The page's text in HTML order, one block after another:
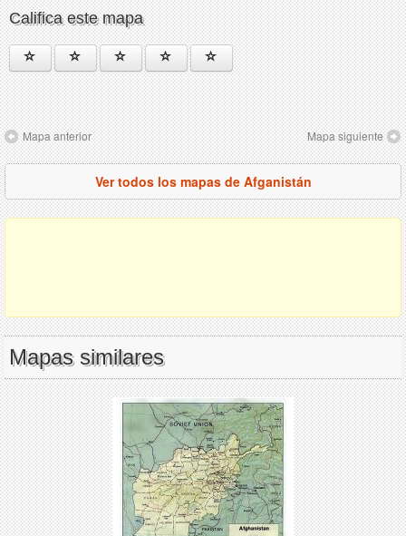
Califica este mapa
Mapa anterior Mapa siguiente
Ver todos los mapas de Afganistán
Mapas similares